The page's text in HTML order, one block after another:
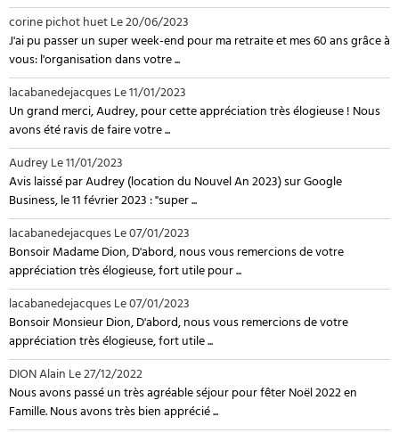
corine pichot huetLe 20/06/2023
J'ai pu passer un super week-end pour ma retraite et mes 60 ans grâce à
vous: l'organisation dans votre ...
lacabanedejacquesLe 11/01/2023
Un grand merci, Audrey, pour cette appréciation très élogieuse ! Nous
avons été ravis de faire votre ...
AudreyLe 11/01/2023
Avis laissé par Audrey (location du Nouvel An 2023) sur Google
Business, le 11 février 2023 : "super ...
lacabanedejacquesLe 07/01/2023
Bonsoir Madame Dion, D'abord, nous vous remercions de votre
appréciation très élogieuse, fort utile pour ...
lacabanedejacquesLe 07/01/2023
Bonsoir Monsieur Dion, D'abord, nous vous remercions de votre
appréciation très élogieuse, fort utile ...
DION AlainLe 27/12/2022
Nous avons passé un très agréable séjour pour fêter Noël 2022 en
Famille. Nous avons très bien apprécié ...